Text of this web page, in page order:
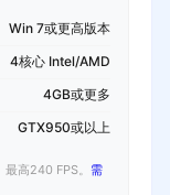
Win 7或更高版本
4核心 Intel/AMD
4GB或更多
GTX950或以上
高240 FPS。 需